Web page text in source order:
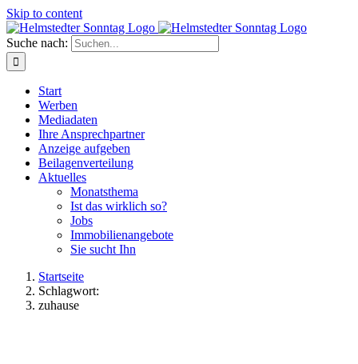
Skip to content
Suche nach:
Start
Werben
Mediadaten
Ihre Ansprechpartner
Anzeige aufgeben
Beilagenverteilung
Aktuelles
Monatsthema
Ist das wirklich so?
Jobs
Immobilienangebote
Sie sucht Ihn
Startseite
Schlagwort:
zuhause